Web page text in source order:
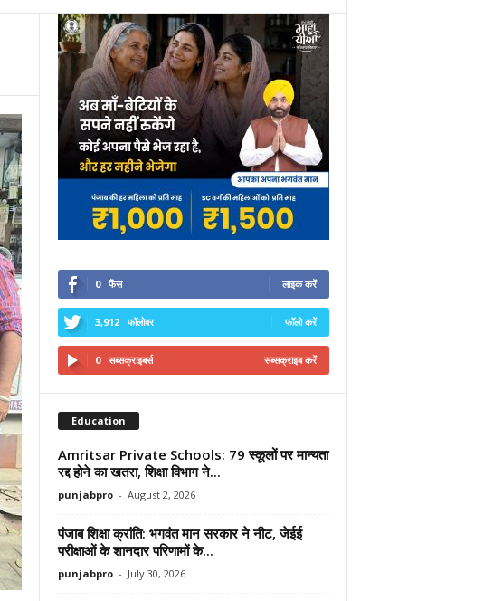
0 फैंस लाइक करें
3,912 फॉलोवर फॉलो करें
0 सब्सक्राइबर्स सब्सक्राइब करें
Education
Amritsar Private Schools: 79 स्कूलों पर मान्यता
रद्द होने का खतरा, शिक्षा विभाग ने...
punjabpro - August 2, 2026
पंजाब शिक्षा क्रांति: भगवंत मान सरकार ने नीट, जेईई
परीक्षाओं के शानदार परिणामों के...
punjabpro - July 30, 2026